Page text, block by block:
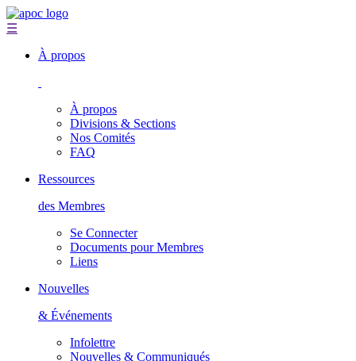
☰
À propos
À propos
Divisions & Sections
Nos Comités
FAQ
Ressources
des Membres
Se Connecter
Documents pour Membres
Liens
Nouvelles
& Événements
Infolettre
Nouvelles & Communiqués